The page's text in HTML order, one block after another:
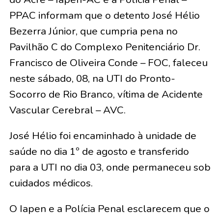
PPAC informam que o detento José Hélio
Bezerra Júnior, que cumpria pena no
Pavilhão C do Complexo Penitenciário Dr.
Francisco de Oliveira Conde – FOC, faleceu
neste sábado, 08, na UTI do Pronto-
Socorro de Rio Branco, vítima de Acidente
Vascular Cerebral – AVC.
José Hélio foi encaminhado à unidade de
saúde no dia 1º de agosto e transferido
para a UTI no dia 03, onde permaneceu sob
cuidados médicos.
O Iapen e a Polícia Penal esclarecem que o